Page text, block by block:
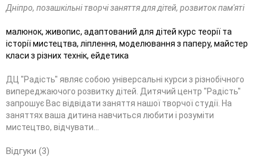
Дніпро, позашкільні творчі заняття для дітей, розвиток пам'яті
малюнок, живопис, адаптований для дітей курс теорії та
історії мистецтва, ліплення, моделювання з паперу, майстер
класи з різних технік, ейдетика
ДЦ "Радість" являє собою універсальні курси з різнобічного
випереджаючого розвитку дітей. Дитячий центр "Радість"
запрошує Вас відвідати заняття нашої творчої студії. На
заняттях ваша дитина навчиться любити і розуміти
мистецтво, відчувати...
Відгуки (3)